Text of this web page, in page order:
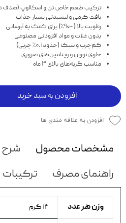
ترکیب طعم خاص تن و اسکالوپ (صدف
بافت کرمی و لیسیدنی بسیار جذاب
رطوبت بالا (~۹۰٪) برای کمک به آبرسانی
بدون غلات و مواد افزودنی مصنوعی
کم‌چرب و سبک (حدود ۰.۱٪ چربی)
حاوی تورین و ویتامین‌های ضروری
مناسب گربه‌های بالای ۳ ماه
افزودن به سبد خرید
افزودن به علاقه مندی ها
مشخصات محصول
راهنمای مصرف
ترکیبات
وزن هر عدد ۱۴ گرم